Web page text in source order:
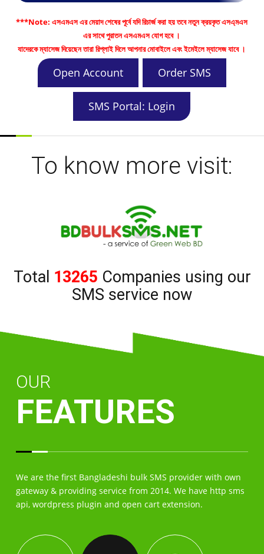
***Note: এসএমএস এর মেয়াদ শেষের পূর্বে যদি রিচার্জ করা হয় তবে নতুন ক্রয়কৃত এসএ্মএস
এর সাথে পুরাতন এসএমএস যোগ হবে ।
যাদেরকে ম্যাসেজ দিয়েছেন তারা রিপ্লাই দিলে আপনার মোবাইলে এবং ইমেইলে ম্যাসেজ যাবে ।
Open Account Order SMS
SMS Portal: Login
To know more visit:
Total 13265 Companies using our
SMS service now
OUR
FEATURES
We are the first Bangladeshi bulk SMS provider with own
gateway & providing service from 2014. We have http sms
api, wordpress plugin and open cart extension.